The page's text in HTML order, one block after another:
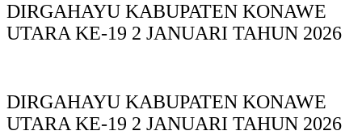
DIRGAHAYU KABUPATEN KONAWE
UTARA KE-19 2 JANUARI TAHUN 2026
DIRGAHAYU KABUPATEN KONAWE
UTARA KE-19 2 JANUARI TAHUN 2026